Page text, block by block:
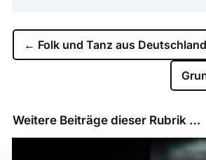
← Folk und Tanz aus
Weitere Beiträge dieser Rubrik …